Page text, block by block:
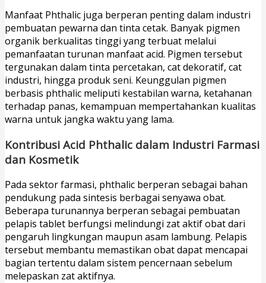
Manfaat Phthalic juga berperan penting dalam industri
pembuatan pewarna dan tinta cetak. Banyak pigmen
organik berkualitas tinggi yang terbuat melalui
pemanfaatan turunan manfaat acid. Pigmen tersebut
tergunakan dalam tinta percetakan, cat dekoratif, cat
industri, hingga produk seni. Keunggulan pigmen
berbasis phthalic meliputi kestabilan warna, ketahanan
terhadap panas, kemampuan mempertahankan kualitas
warna untuk jangka waktu yang lama.
Kontribusi Acid Phthalic dalam Industri Farmasi
dan Kosmetik
Pada sektor farmasi, phthalic berperan sebagai bahan
pendukung pada sintesis berbagai senyawa obat.
Beberapa turunannya berperan sebagai pembuatan
pelapis tablet berfungsi melindungi zat aktif obat dari
pengaruh lingkungan maupun asam lambung. Pelapis
tersebut membantu memastikan obat dapat mencapai
bagian tertentu dalam sistem pencernaan sebelum
melepaskan zat aktifnya.